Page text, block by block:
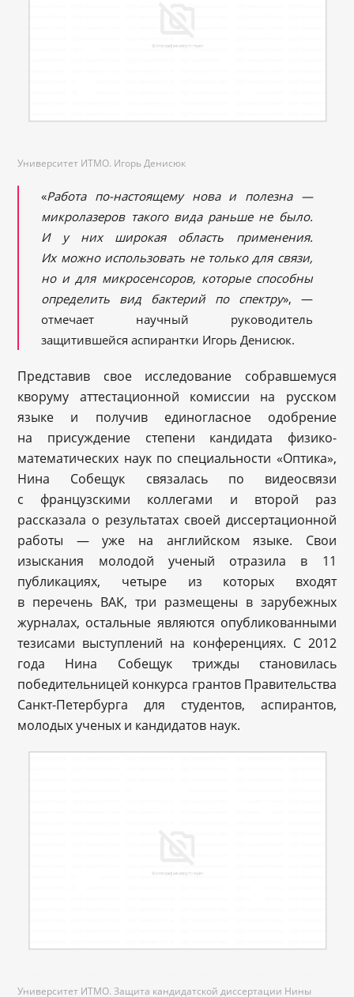
Университет ИТМО. Игорь Денисюк
«Работа по-настоящему нова и полезна —
микролазеров такого вида раньше не было.
И у них широкая область применения.
Их можно использовать не только для связи,
но и для микросенсоров, которые способны
определить вид бактерий по спектру», —
отмечает научный руководитель
защитившейся аспирантки Игорь Денисюк.
Представив свое исследование собравшемуся
кворуму аттестационной комиссии на русском
языке и получив единогласное одобрение
на присуждение степени кандидата физико-
математических наук по специальности «Оптика»,
Нина Собещук связалась по видеосвязи
с французскими коллегами и второй раз
рассказала о результатах своей диссертационной
работы — уже на английском языке. Свои
изыскания молодой ученый отразила в 11
публикациях, четыре из которых входят
в перечень ВАК, три размещены в зарубежных
журналах, остальные являются опубликованными
тезисами выступлений на конференциях. С 2012
года Нина Собещук трижды становилась
победительницей конкурса грантов Правительства
Санкт-Петербурга для студентов, аспирантов,
молодых ученых и кандидатов наук.
Университет ИТМО. Защита кандидатской диссертации Нины